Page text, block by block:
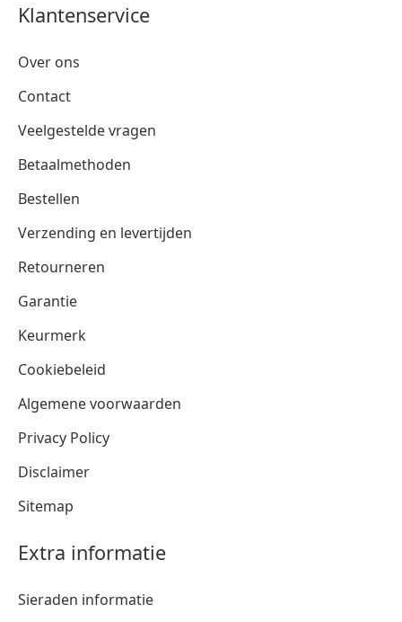
Klantenservice
Over ons
Contact
Veelgestelde vragen
Betaalmethoden
Bestellen
Verzending en levertijden
Retourneren
Garantie
Keurmerk
Cookiebeleid
Algemene voorwaarden
Privacy Policy
Disclaimer
Sitemap
Extra informatie
Sieraden informatie